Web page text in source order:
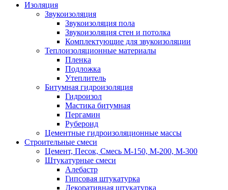
Изоляция
Звукоизоляция
Звукоизоляция пола
Звукоизоляция стен и потолка
Комплектующие для звукоизоляции
Теплоизоляционные материалы
Пленка
Подложка
Утеплитель
Битумная гидроизоляция
Гидроизол
Мастика битумная
Пергамин
Рубероид
Цементные гидроизоляционные массы
Строительные смеси
Цемент, Песок, Смесь М-150, М-200, М-300
Штукатурные смеси
Алебастр
Гипсовая штукатурка
Декоративная штукатурка